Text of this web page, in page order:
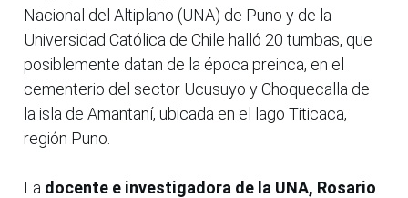
Nacional del Altiplano (UNA) de Puno y de la
Universidad Católica de Chile halló 20 tumbas, que
posiblemente datan de la época preinca, en el
cementerio del sector Ucusuyo y Choquecalla de
la isla de Amantaní, ubicada en el lago Titicaca,
región Puno.
La docente e investigadora de la UNA, Rosario